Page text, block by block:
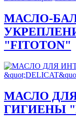
МАСЛО-
"FITOTON"
МАСЛО
ГИГИЕНЫ